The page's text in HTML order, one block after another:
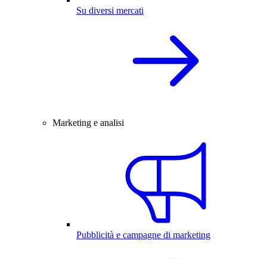
Su diversi mercati
Marketing e analisi
Pubblicità e campagne di marketing